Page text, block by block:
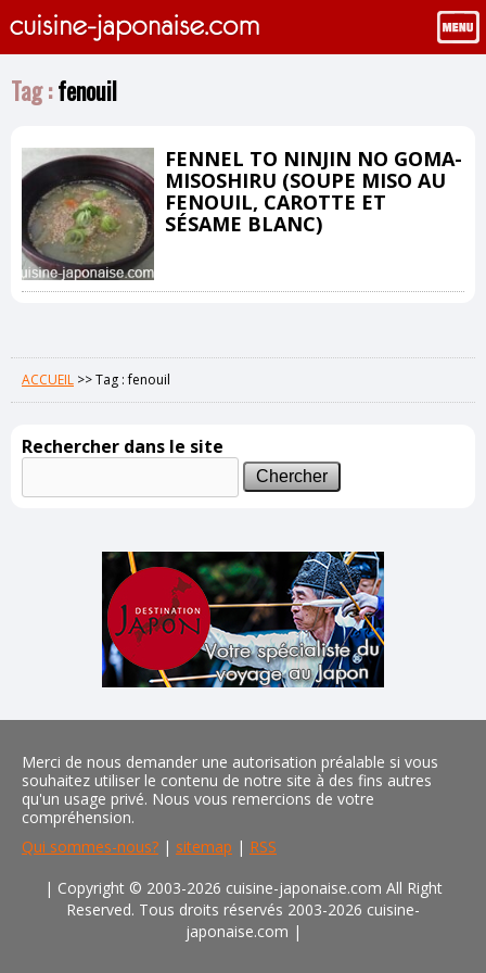
Tag :fenouil
FENNEL TO NINJIN NO GOMA-
MISOSHIRU (SOUPE MISO AU
FENOUIL, CAROTTE ET
SÉSAME BLANC)
ACCUEIL >>Tag : fenouil
Rechercher dans le site
Merci de nous demander une autorisation préalable si vous
souhaitez utiliser le contenu de notre site à des fins autres
qu'un usage privé. Nous vous remercions de votre
compréhension.
Qui sommes-nous? | sitemap | RSS
| Copyright © 2003-2026 cuisine-japonaise.com All Right
Reserved. Tous droits réservés 2003-2026 cuisine-
japonaise.com |